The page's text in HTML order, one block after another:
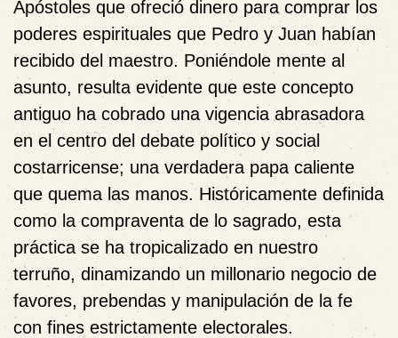
Apóstoles que ofreció dinero para comprar los
poderes espirituales que Pedro y Juan habían
recibido del maestro. Poniéndole mente al
asunto, resulta evidente que este concepto
antiguo ha cobrado una vigencia abrasadora
en el centro del debate político y social
costarricense; una verdadera papa caliente
que quema las manos. Históricamente definida
como la compraventa de lo sagrado, esta
práctica se ha tropicalizado en nuestro
terruño, dinamizando un millonario negocio de
favores, prebendas y manipulación de la fe
con fines estrictamente electorales.